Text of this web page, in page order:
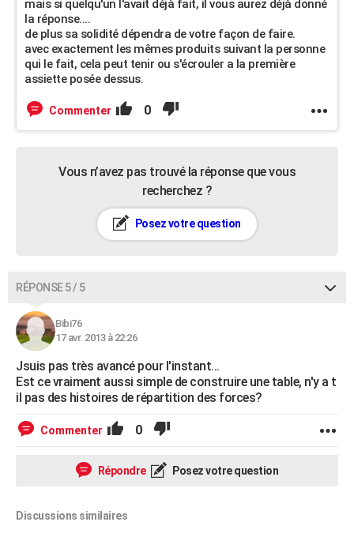
mais si quelqu'un l'avait déjà fait, il vous aurez déjà donné
la réponse....
de plus sa solidité dépendra de votre façon de faire.
avec exactement les mêmes produits suivant la personne
qui le fait, cela peut tenir ou s'écrouler a la première
assiette posée dessus.
Commenter 0
Vous n’avez pas trouvé la réponse que vous
recherchez ?
Posez votre question
RÉPONSE 5 / 5
Bibi76
17 avr. 2013 à 22:26
Jsuis pas très avancé pour l'instant...
Est ce vraiment aussi simple de construire une table, n'y a t
il pas des histoires de répartition des forces?
Commenter 0
Répondre Posez votre question
Discussions similaires